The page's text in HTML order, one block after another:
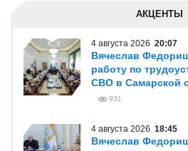
АКЦЕНТЫ
4 августа 2026 20:07
Вячеслав
работу по
СВО в Самарской
931
4 августа 2026 18:45
Вячеслав